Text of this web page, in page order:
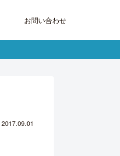
お問い合わせ
2017.09.01